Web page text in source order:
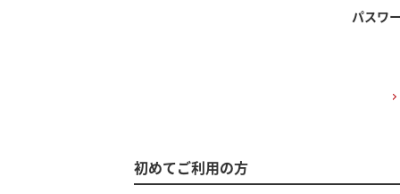
パスワ
初めてご利用の方